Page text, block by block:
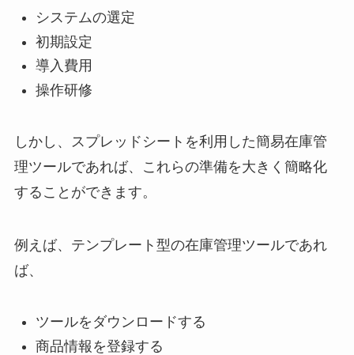
システムの選定
初期設定
導入費用
操作研修
しかし、スプレッドシートを利用した簡易在庫管
理ツールであれば、これらの準備を大きく簡略化
することができます。
例えば、テンプレート型の在庫管理ツールであれ
ば、
ツールをダウンロードする
商品情報を登録する